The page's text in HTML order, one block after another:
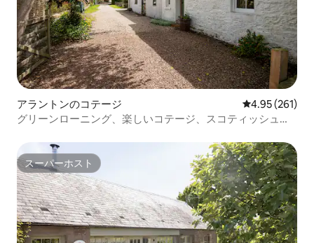
アラントンのコテージ レビュー261
4.95 (261)
グリーンローニング、楽しいコテージ、スコティッシュ・
スーパーホスト
スーパーホスト